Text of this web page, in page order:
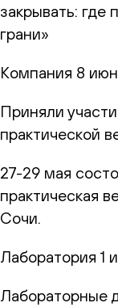
закрывать: где
грани»
Компания 8
Приняли
практической
27-29 мая
практическая
Сочи.
Лаборатория 1
Лабораторные